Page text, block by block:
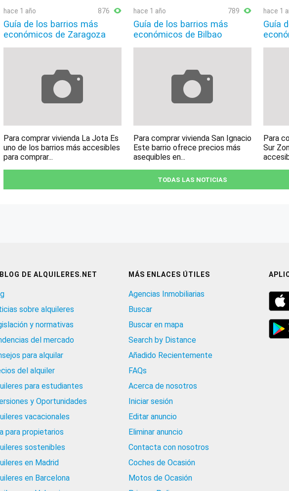
hace 1 año 876
Guía de los barrios más
económicos de Zaragoza
Para comprar vivienda La Jota Es
uno de los barrios más accesibles
para comprar...
hace 1 año 789
Guía de los barrios más
económicos de Bilbao
Para comprar vivienda San Ignacio
Este barrio ofrece precios más
asequibles en...
hace 1
Guía
Para
Sur
TODAS LAS NOTICIAS
DE ALQUILERES.NET
sobre alquileres
y normativas
del mercado
para alquilar
del alquiler
para estudiantes
y Oportunidades
vacacionales
para propietarios
sostenibles
en Madrid
en Barcelona
MÁS ENLACES ÚTILES
Agencias Inmobiliarias
Buscar
Buscar en mapa
Search by Distance
Añadido Recientemente
FAQs
Acerca de nosotros
Iniciar sesión
Editar anuncio
Eliminar anuncio
Contacta con nosotros
Coches de Ocasión
Motos de Ocasión